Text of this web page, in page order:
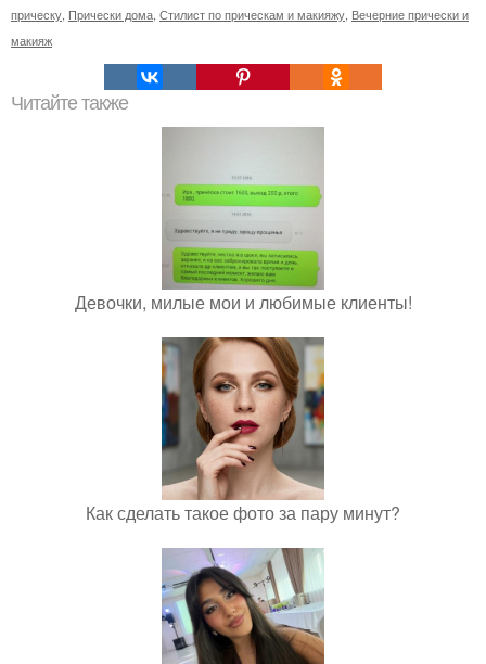
прическу Прически дома Стилист по прическам и макияжу Вечерние прически и
макияж
Читайте также
Девочки, милые мои и любимые клиенты!
Как сделать такое фото за пару минут?